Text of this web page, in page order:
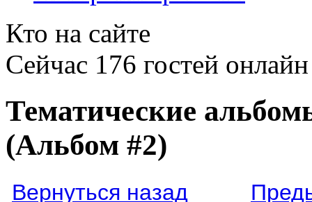
Кто на сайте
Сейчас 176 гостей онлайн
Тематические
(Альбом #2)
Вернуться назад